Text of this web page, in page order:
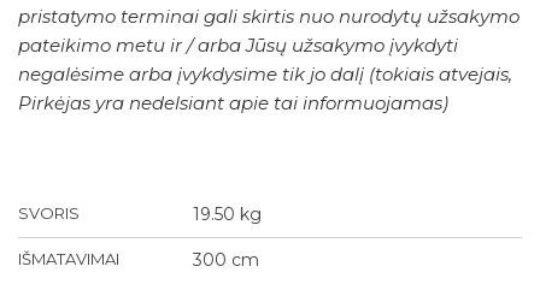
pristatymo terminai gali skirtis nuo nurodytų užsakymo
pateikimo metu ir / arba Jūsų užsakymo įvykdyti
negalėsime arba įvykdysime tik jo dalį (tokiais atvejais,
Pirkėjas yra nedelsiant apie tai informuojamas)
SVORIS 19.50 kg
IŠMATAVIMAI 300 cm